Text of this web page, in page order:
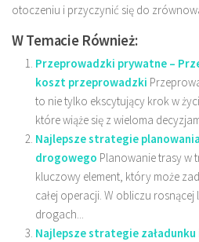
otoczeniu i przyczynić się do
W Temacie Również:
Przeprowadzki prywatne –
koszt przeprowadzki
to nie tylko ekscytujący krok w
które wiąże się z wieloma
Najlepsze strategie
drogowego Planowanie trasy w
kluczowy element, który może
całej operacji. W obliczu
drogach...
Najlepsze strategie załadunku